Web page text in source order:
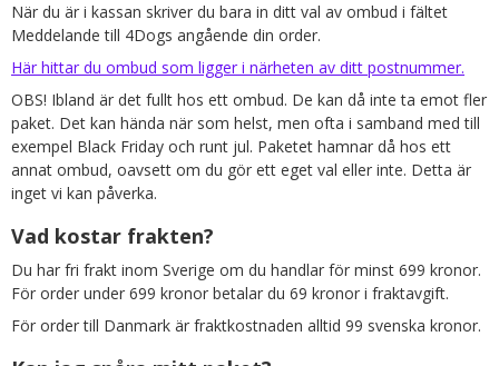
När du är i kassan skriver du bara in ditt val av ombud i fältet
Meddelande till 4Dogs angående din order.
Här hittar du ombud som ligger i närheten av ditt postnummer.
OBS! Ibland är det fullt hos ett ombud. De kan då inte ta emot fler
paket. Det kan hända när som helst, men ofta i samband med till
exempel Black Friday och runt jul. Paketet hamnar då hos ett
annat ombud, oavsett om du gör ett eget val eller inte. Detta är
inget vi kan påverka.
Vad kostar frakten?
Du har fri frakt inom Sverige om du handlar för minst 699 kronor.
För order under 699 kronor betalar du 69 kronor i fraktavgift.
För order till Danmark är fraktkostnaden alltid 99 svenska kronor.